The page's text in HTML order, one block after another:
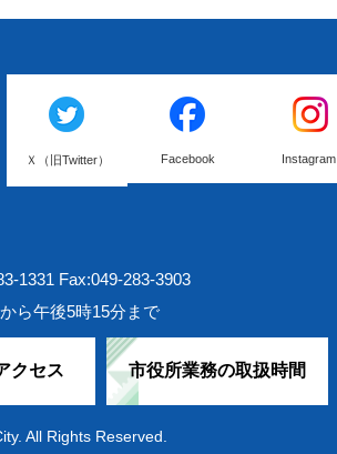
Ｘ（旧Twitter） Facebook Instagram
1331 Fax:049-283-3903
ら午後5時15分まで
クセス 市役所業務の取扱時間
All Rights Reserved.